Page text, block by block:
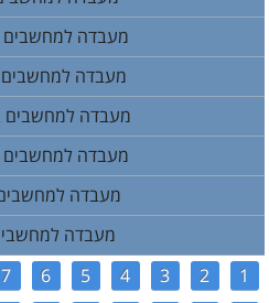
מעבדה למחשבים
מעבדה למחשבים
מעבדה למחשבים
מעבדה למחשבים
מעבדה
מעבדה
1
2
3
4
5
6
7